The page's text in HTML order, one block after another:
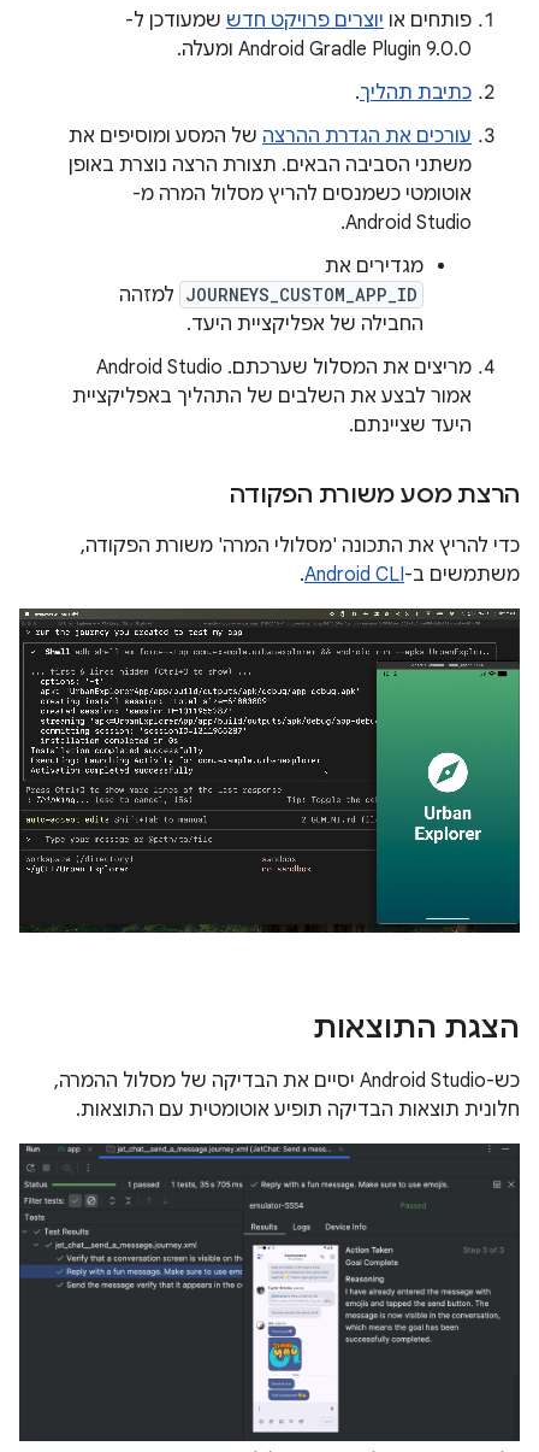
פותחים או יוצרים פרויקט חדש שמעודכן ל-
Android Gradle Plugin 9.0.0 ומעלה.
כתיבת תהליך.
עורכים את הגדרת ההרצה של המסע ומוסיפים את
משתני הסביבה הבאים. תצורת הרצה נוצרת באופן
אוטומטי כשמנסים להריץ מסלול המרה מ-
Android Studio.
מגדירים את
JOURNEYS_CUSTOM_APP_ID למזהה
החבילה של אפליקציית היעד.
מריצים את המסלול שערכתם. ‫Android Studio
אמור לבצע את השלבים של התהליך באפליקציית
היעד שציינתם.
הרצת מסע משורת הפקודה
כדי להריץ את התכונה 'מסלולי המרה' משורת הפקודה,
משתמשים ב-Android CLI
.
הצגת התוצאות
כש-Android Studio יסיים את הבדיקה של מסלול ההמרה,
חלונית תוצאות הבדיקה תופיע אוטומטית עם התוצאות.